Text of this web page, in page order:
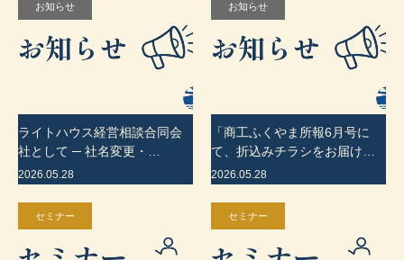
お知らせ
ライトハウス経営相談合同会
社として ─ 社名変更・…
2026.05.28
お知らせ
「商工ふくやま所報6月号に
て、折込みチラシをお届け…
2026.05.28
セミナー セミナー